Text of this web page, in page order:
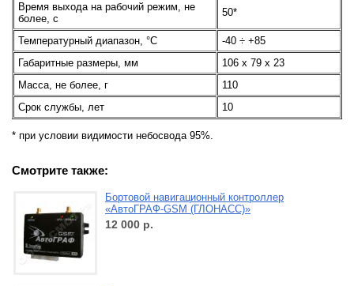
Время выхода на рабочий режим, не
более, с
50*
Температурный диапазон, °С
-40 ÷ +85
Габаритные размеры, мм
106 х 79 х 23
Масса, не более, г
110
Срок службы, лет
10
* при условии видимости небосвода 95%.
Смотрите также:
Бортовой навигационный контроллер
«АвтоГРАФ-GSM (ГЛОНАСС)»
12 000 р.